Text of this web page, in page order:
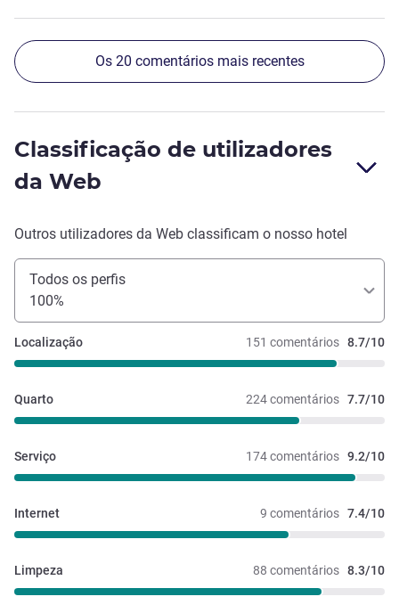
Os 20 comentários mais recentes
Classificação de utilizadores
da Web
Outros utilizadores da Web classificam o nosso hotel
Todos os perfis
100%
151 comentários 8.7/10
Localização
224 comentários 7.7/10
Quarto
174 comentários 9.2/10
Serviço
9 comentários 7.4/10
Internet
88 comentários 8.3/10
Limpeza